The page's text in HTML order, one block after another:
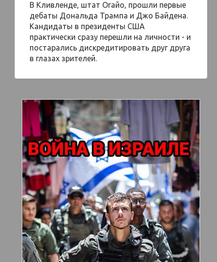
В Кливленде, штат Огайо, прошли первые
дебаты Дональда Трампа и Джо Байдена.
Кандидаты в президенты США
практически сразу перешли на личности - и
постарались дискредитировать друг друга
в глазах зрителей.